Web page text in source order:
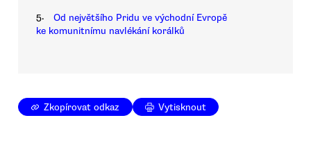
5.
Od největšího Pridu ve východní Evropě
ke komunitnímu navlékání korálků
Zkopírovat odkaz Vytisknout